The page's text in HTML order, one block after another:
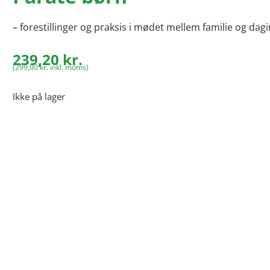
– forestillinger og praksis i mødet mellem familie og
239,20kr.
(299,00kr.inkl. moms)
Ikke på lager